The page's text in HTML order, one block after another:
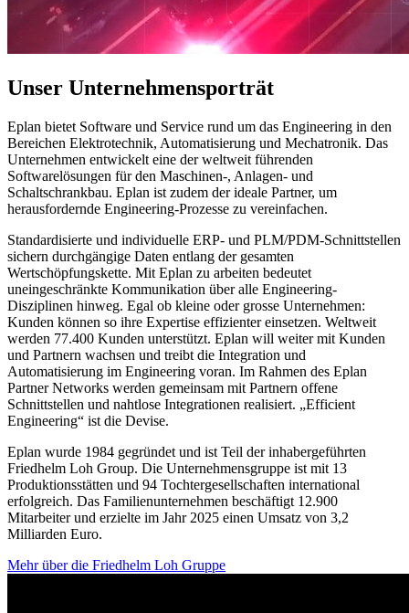
Unser Unternehmensporträt
Eplan bietet Software und Service rund um das Engineering in den
Bereichen Elektrotechnik, Automatisierung und Mechatronik. Das
Unternehmen entwickelt eine der weltweit führenden
Softwarelösungen für den Maschinen-, Anlagen- und
Schaltschrankbau. Eplan ist zudem der ideale Partner, um
herausfordernde Engineering-Prozesse zu vereinfachen.
Standardisierte und individuelle ERP- und PLM/PDM-Schnittstellen
sichern durchgängige Daten entlang der gesamten
Wertschöpfungskette. Mit Eplan zu arbeiten bedeutet
uneingeschränkte Kommunikation über alle Engineering-
Disziplinen hinweg. Egal ob kleine oder grosse Unternehmen:
Kunden können so ihre Expertise effizienter einsetzen. Weltweit
werden 77.400 Kunden unterstützt. Eplan will weiter mit Kunden
und Partnern wachsen und treibt die Integration und
Automatisierung im Engineering voran. Im Rahmen des Eplan
Partner Networks werden gemeinsam mit Partnern offene
Schnittstellen und nahtlose Integrationen realisiert. „Efficient
Engineering“ ist die Devise.
Eplan wurde 1984 gegründet und ist Teil der inhabergeführten
Friedhelm Loh Group. Die Unternehmensgruppe ist mit 13
Produktionsstätten und 94 Tochtergesellschaften international
erfolgreich. Das Familienunternehmen beschäftigt 12.900
Mitarbeiter und erzielte im Jahr 2025 einen Umsatz von 3,2
Milliarden Euro.
Mehr über die Friedhelm Loh Gruppe